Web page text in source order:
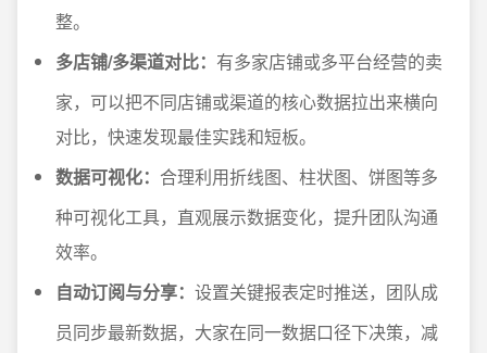
整。
多店铺/多渠道对比： 有多家店铺或多平台经营的卖
家，可以把不同店铺或渠道的核心数据拉出来横向
对比，快速发现最佳实践和短板。
数据可视化： 合理利用折线图、柱状图、饼图等多
种可视化工具，直观展示数据变化，提升团队沟通
效率。
自动订阅与分享： 设置关键报表定时推送，团队成
员同步最新数据，大家在同一数据口径下决策，减